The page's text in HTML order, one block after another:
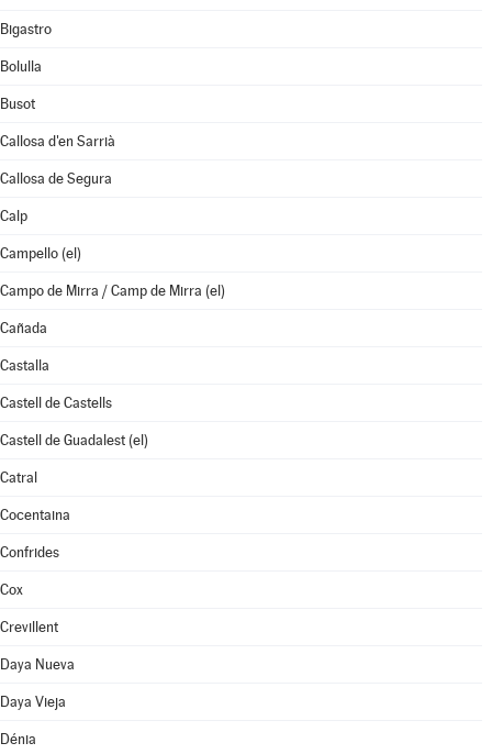
Bigastro
Bolulla
Busot
Callosa d'en Sarrià
Callosa de Segura
Calp
Campello (el)
Campo de Mirra / Camp de Mirra (el)
Cañada
Castalla
Castell de Castells
Castell de Guadalest (el)
Catral
Cocentaina
Confrides
Cox
Crevillent
Daya Nueva
Daya Vieja
Dénia